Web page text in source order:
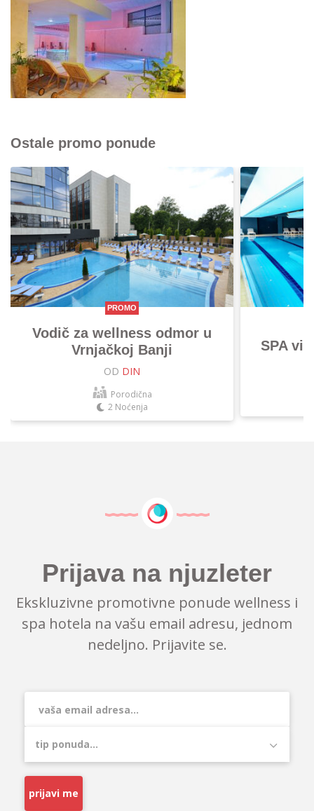
Ostale promo ponude
PROMO
Vodič za wellness odmor u
Vrnjačkoj Banji
OD DIN
Porodična
2 Noćenja
SPA
Prijava na njuzleter
Ekskluzivne promotivne ponude wellness i
spa hotela na vašu email adresu, jednom
nedeljno. Prijavite se.
prijavi me